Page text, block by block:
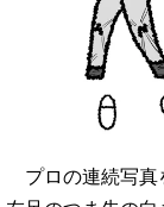
プロの連続写真